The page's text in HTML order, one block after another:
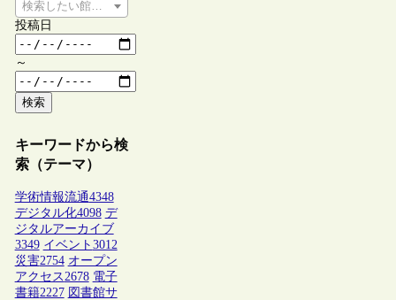
検索したい館種を選択してください
投稿日
～
検索
キーワードから検
索（テーマ）
学術情報流通4348
デジタル化4098 デ
ジタルアーカイブ
3349 イベント 3012
災害2754 オープン
アクセス 2678 電子
書籍2227 図書館サ